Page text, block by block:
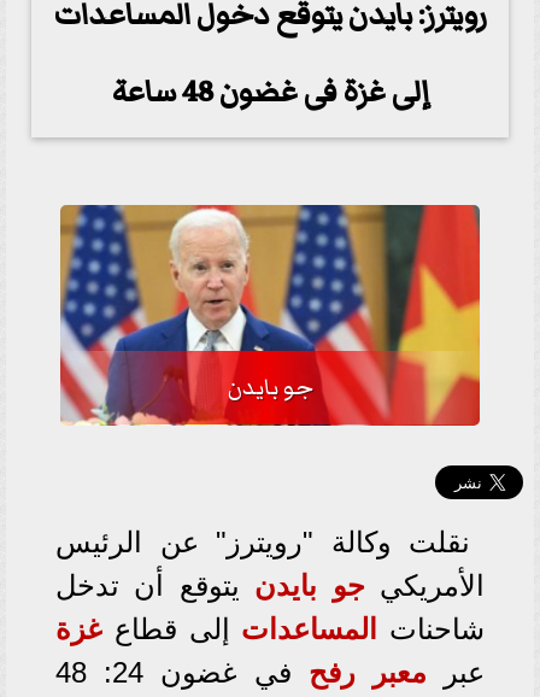
رويترز: بايدن يتوقع دخول المساعدات
إلى غزة فى غضون 48 ساعة
جو بايدن
نقلت وكالة "رويترز" عن الرئيس
الأمريكي جو بايدن يتوقع أن تدخل
شاحنات
المساعدات إلى قطاع غزة
عبر معبر رفح
في غضون 24: 48